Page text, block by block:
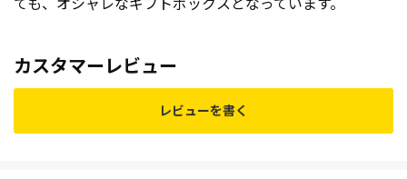
ても、オシャレなギフトボックスとなっています。
カスタマーレビュー
レビューを書く